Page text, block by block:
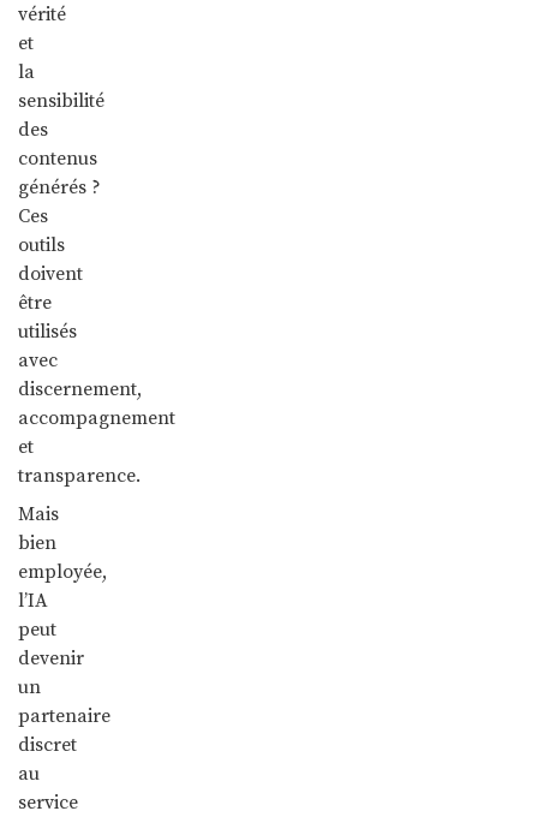
vérité
et
la
sensibilité
des
contenus
générés ?
Ces
outils
doivent
être
utilisés
avec
discernement,
accompagnement
et
transparence.
Mais
bien
employée,
l’IA
peut
devenir
un
partenaire
discret
au
service